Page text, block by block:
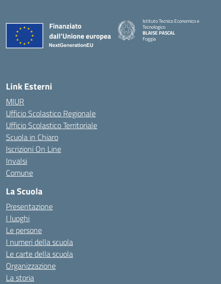
Istituto Tecnico Economico e
Tecnologico
BLAISE PASCAL
Foggia
— Visita la pagina iniziale della scuola
Link Esterni
MIUR
Ufficio Scolastico Regionale
Ufficio Scolastico Territoriale
Scuola in Chiaro
Iscrizioni On Line
Invalsi
Comune
La Scuola
Presentazione
I luoghi
Le persone
I numeri della scuola
Le carte della scuola
Organizzazione
La storia